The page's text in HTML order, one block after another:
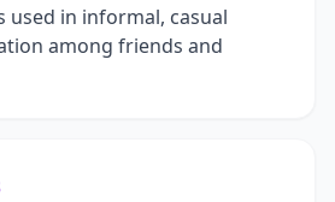
used in informal, casual
among friends and